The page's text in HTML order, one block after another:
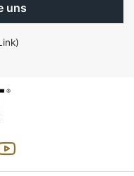
uns
)